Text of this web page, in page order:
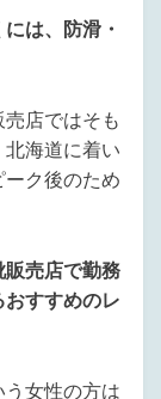
は、防滑・
店ではそも
海道に着い
ク後のため
販売店で勤務
すすめのレ
女性の方は